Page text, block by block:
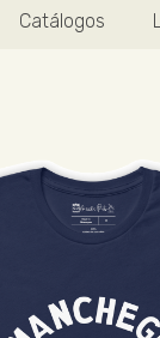
Catálogos